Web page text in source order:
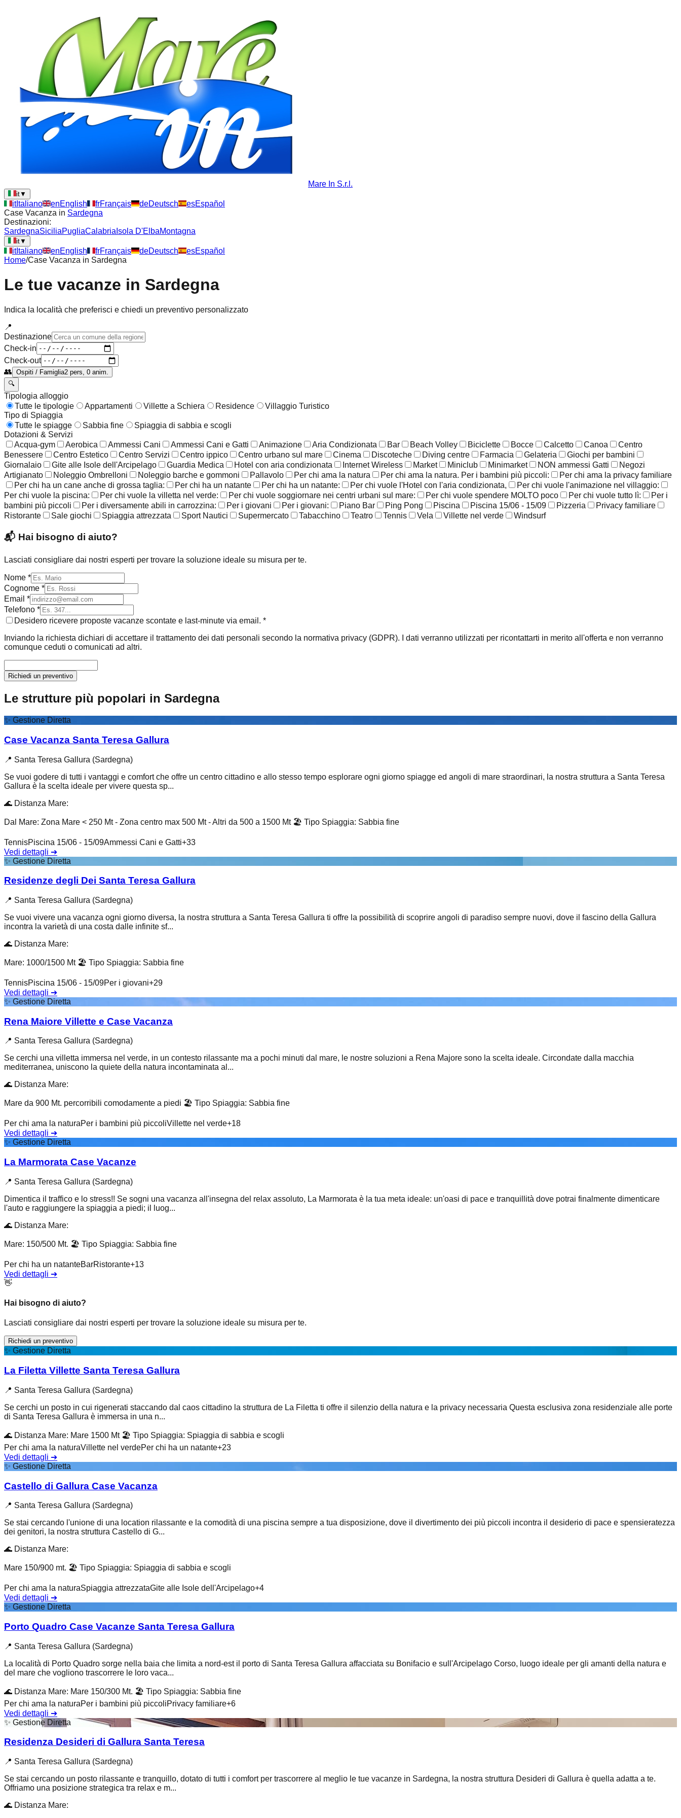
Mare In S.r.l.
it▼
itItaliano enEnglish frFrançais deDeutsch esEspañol
Case Vacanza in Sardegna
Destinazioni:
SardegnaSiciliaPugliaCalabria Isola D'ElbaMontagna
it▼
itItaliano enEnglish frFrançais deDeutsch esEspañol
Home/Case Vacanza in Sardegna
Le tue vacanze in Sardegna
Indica la località che preferisci e chiedi un preventivo personalizzato
📍
Destinazione
Check-in
Check-out
👥 Ospiti / Famiglia2 pers, 0 anim.
🔍
Tipologia alloggio
Tutte le tipologie
Appartamenti Villette a Schiera Residence
Villaggio Turistico
Tipo di Spiaggia
Tutte le spiagge
Sabbia fine
Spiaggia di sabbia e scogli
Dotazioni & Servizi
Acqua-gym
Aerobica Ammessi Cani Ammessi Cani e Gatti Animazione Aria Condizionata Bar Beach Volley Biciclette Bocce Calcetto Canoa
Centro
Benessere
Centro Estetico Centro Servizi Centro ippico Centro urbano sul mare Cinema Discoteche Diving centre Farmacia Gelateria
Giochi per bambini
Giornalaio
Gite alle Isole dell'Arcipelago Guardia Medica Hotel con aria condizionata Internet Wireless Market Miniclub Minimarket NON ammessi Gatti
Negozi
Artigianato
Noleggio Ombrelloni Noleggio barche e gommoni Pallavolo Per chi ama la natura Per chi ama la natura. Per i bambini più piccoli:
Per chi ama la privacy familiare
Per chi ha un cane anche di grossa taglia:
Per chi ha un natante Per chi ha un natante: Per chi vuole l'Hotel con l'aria condizionata,
Per chi vuole l'animazione nel villaggio:
Per chi vuole la piscina:
Per chi vuole la villetta nel verde: Per chi vuole soggiornare nei centri urbani sul mare: Per chi vuole spendere MOLTO poco Per chi vuole tutto lì:
Per i
bambini più piccoli
Per i diversamente abili in carrozzina: Per i giovani Per i giovani: Piano Bar Ping Pong Piscina Piscina 15/06 - 15/09 Pizzeria
Privacy familiare
Ristorante
Sale giochi Spiaggia attrezzata Sport Nautici Supermercato Tabacchino Teatro Tennis Vela Villette nel verde Windsurf
📬 Hai bisogno di aiuto?
Lasciati consigliare dai nostri esperti per trovare la soluzione ideale su misura per te.
Nome *
Cognome *
Email *
Telefono *
Desidero ricevere proposte vacanze scontate e last-minute via email. *
Inviando la richiesta dichiari di accettare il trattamento dei dati personali secondo la normativa privacy (GDPR). I dati verranno utilizzati per ricontattarti in merito all'offerta e non verranno
comunque ceduti o comunicati ad altri.
Richiedi un preventivo
Le strutture più popolari in Sardegna
✨ Gestione Diretta
Case Vacanza Santa Teresa Gallura
📍 Santa Teresa Gallura (Sardegna)
Se vuoi godere di tutti i vantaggi e comfort che offre un centro cittadino e allo stesso tempo esplorare ogni giorno spiagge ed angoli di mare straordinari, la nostra struttura a Santa Teresa
Gallura è la scelta ideale per vivere questa sp...
🌊 Distanza Mare:
Dal Mare: Zona Mare < 250 Mt - Zona centro max 500 Mt - Altri da 500 a 1500 Mt 🏖️ Tipo Spiaggia: Sabbia fine
TennisPiscina 15/06 - 15/09Ammessi Cani e Gatti+33
Vedi dettagli ➔
✨ Gestione Diretta
Residenze degli Dei Santa Teresa Gallura
📍 Santa Teresa Gallura (Sardegna)
Se vuoi vivere una vacanza ogni giorno diversa, la nostra struttura a Santa Teresa Gallura ti offre la possibilità di scoprire angoli di paradiso sempre nuovi, dove il fascino della Gallura
incontra la varietà di una costa dalle infinite sf...
🌊 Distanza Mare:
Mare: 1000/1500 Mt 🏖️ Tipo Spiaggia: Sabbia fine
TennisPiscina 15/06 - 15/09Per i giovani+29
Vedi dettagli ➔
✨ Gestione Diretta
Rena Maiore Villette e Case Vacanza
📍 Santa Teresa Gallura (Sardegna)
Se cerchi una villetta immersa nel verde, in un contesto rilassante ma a pochi minuti dal mare, le nostre soluzioni a Rena Majore sono la scelta ideale. Circondate dalla macchia
mediterranea, uniscono la quiete della natura incontaminata al...
🌊 Distanza Mare:
Mare da 900 Mt. percorribili comodamente a piedi 🏖️ Tipo Spiaggia: Sabbia fine
Per chi ama la naturaPer i bambini più piccoliVillette nel verde+18
Vedi dettagli ➔
✨ Gestione Diretta
La Marmorata Case Vacanze
📍 Santa Teresa Gallura (Sardegna)
Dimentica il traffico e lo stress!! Se sogni una vacanza all'insegna del relax assoluto, La Marmorata è la tua meta ideale: un'oasi di pace e tranquillità dove potrai finalmente dimenticare
l'auto e raggiungere la spiaggia a piedi; il luog...
🌊 Distanza Mare:
Mare: 150/500 Mt. 🏖️ Tipo Spiaggia: Sabbia fine
Per chi ha un natanteBarRistorante+13
Vedi dettagli ➔
👋
Hai bisogno di aiuto?
Lasciati consigliare dai nostri esperti per trovare la soluzione ideale su misura per te.
Richiedi un preventivo
✨ Gestione Diretta
La Filetta Villette Santa Teresa Gallura
📍 Santa Teresa Gallura (Sardegna)
Se cerchi un posto in cui rigenerati staccando dal caos cittadino la struttura de La Filetta ti offre il silenzio della natura e la privacy necessaria Questa esclusiva zona residenziale alle porte
di Santa Teresa Gallura è immersa in una n...
🌊 Distanza Mare: Mare 1500 Mt 🏖️ Tipo Spiaggia: Spiaggia di sabbia e scogli
Per chi ama la naturaVillette nel verdePer chi ha un natante+23
Vedi dettagli ➔
✨ Gestione Diretta
Castello di Gallura Case Vacanza
📍 Santa Teresa Gallura (Sardegna)
Se stai cercando l'unione di una location rilassante e la comodità di una piscina sempre a tua disposizione, dove il divertimento dei più piccoli incontra il desiderio di pace e spensieratezza
dei genitori, la nostra struttura Castello di G...
🌊 Distanza Mare:
Mare 150/900 mt. 🏖️ Tipo Spiaggia: Spiaggia di sabbia e scogli
Per chi ama la naturaSpiaggia attrezzataGite alle Isole dell'Arcipelago+4
Vedi dettagli ➔
✨ Gestione Diretta
Porto Quadro Case Vacanze Santa Teresa Gallura
📍 Santa Teresa Gallura (Sardegna)
La località di Porto Quadro sorge nella baia che limita a nord-est il porto di Santa Teresa Gallura affacciata su Bonifacio e sull'Arcipelago Corso, luogo ideale per gli amanti della natura e
del mare che vogliono trascorrere le loro vaca...
🌊 Distanza Mare: Mare 150/300 Mt. 🏖️ Tipo Spiaggia: Sabbia fine
Per chi ama la naturaPer i bambini più piccoliPrivacy familiare+6
Vedi dettagli ➔
✨ Gestione Diretta
Residenza Desideri di Gallura Santa Teresa
📍 Santa Teresa Gallura (Sardegna)
Se stai cercando un posto rilassante e tranquillo, dotato di tutti i comfort per trascorrere al meglio le tue vacanze in Sardegna, la nostra struttura Desideri di Gallura è quella adatta a te.
Offriamo una posizione strategica tra relax e m...
🌊 Distanza Mare: